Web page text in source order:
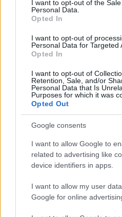
I want to opt-out of the
Personal Data.
Opted In
I want to opt-out of
Personal Data for Targeted
Opted In
I want to opt-out of
Retention, Sale, and/or
Personal Data that Is
Purposes for which it was
Opted Out
Google consents
I want to allow Google to
related to advertising like
device identifiers in apps.
I want to allow my user
Google for online
ΑΓΓΛΙΑ
ΖΩΓΡΑΦΟΣ
ΠΙΝΑΚΑΣ
Share:
Ακολουθήστε το Νewsit.gr στο
τελευταία νέατης ημέρας
Πιο